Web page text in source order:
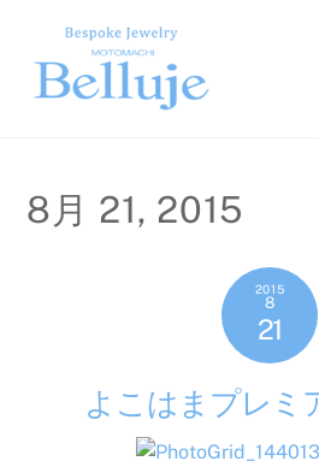
content
8月 21, 2015
2015
8
21
よこはまプレミ